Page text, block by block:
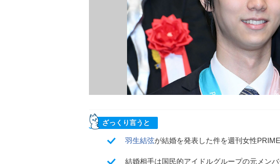
ざっくり言うと
羽生結弦が結婚を発表した件を週刊女性
結婚相手は国民的アイドルグループの元メン